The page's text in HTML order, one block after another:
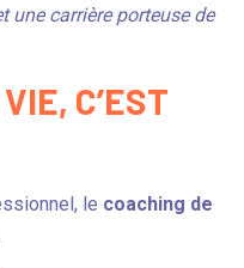
une carrière porteuse de
C’EST
le coaching de